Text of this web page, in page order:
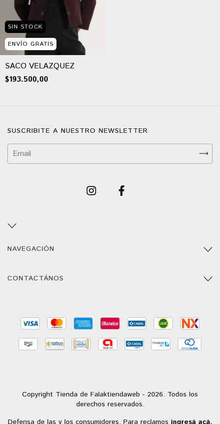
SIN STOCK
ENVÍO GRATIS
SACO VELAZQUEZ
$193.500,00
SUSCRIBITE A NUESTRO NEWSLETTER
NAVEGACIÓN
CONTACTÁNOS
Copyright Tienda de Falaktiendaweb - 2026. Todos los
derechos reservados.
Defensa de las y los consumidores. Para reclamos ingresá acá.